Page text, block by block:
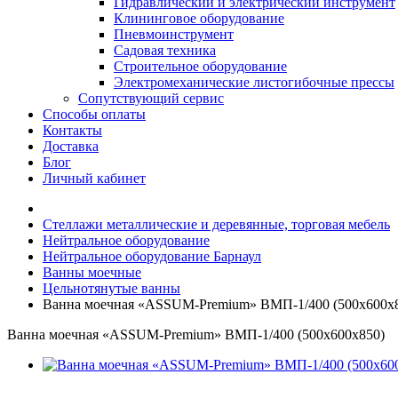
Клининговое оборудование
Пневмоинструмент
Садовая техника
Строительное оборудование
Электромеханические листогибочные прессы
Сопутствующий сервис
Способы оплаты
Контакты
Доставка
Блог
Личный кабинет
Стеллажи металлические и деревянные, торговая мебель
Нейтральное оборудование
Нейтральное оборудование Барнаул
Ванны моечные
Цельнотянутые ванны
Ванна моечная «ASSUM-Premium» ВМП-1/400
Ванна моечная «ASSUM-Premium» ВМП-1/400 (500х600х850)